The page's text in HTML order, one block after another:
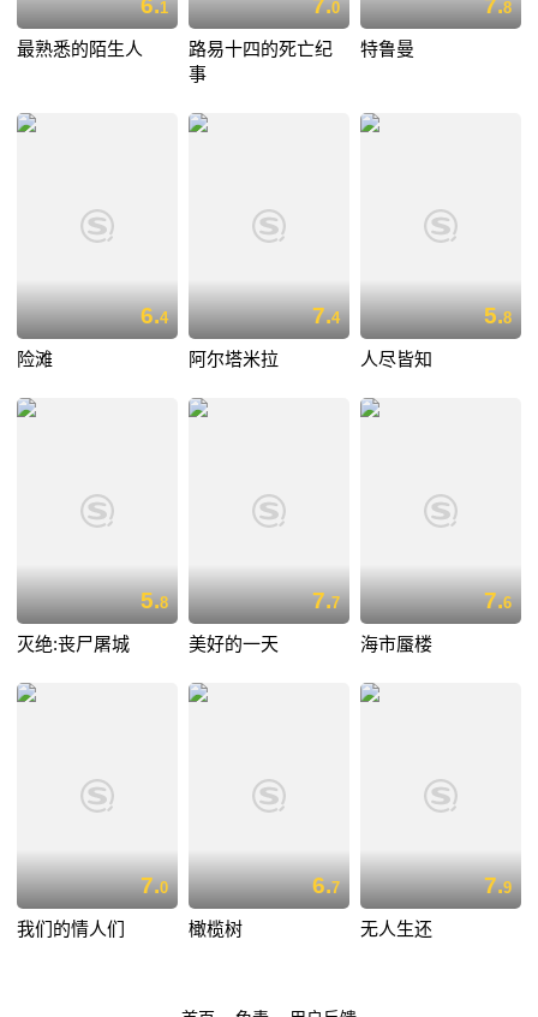
6.1
最熟悉的陌生人
7.0
路易十四的死亡纪
事
7.8
特鲁曼
6.4
险滩
7.4
阿尔塔米拉
5.8
人尽皆知
5.8
灭绝:丧尸屠城
7.7
美好的一天
7.6
海市蜃楼
7.0
我们的情人们
6.7
橄榄树
7.9
无人生还